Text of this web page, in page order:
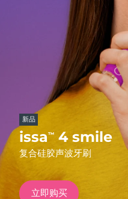
新品
issa™ 4 smile
复合硅胶声波牙刷
立即购买
FAQ™ Dual LED Panel
热门产品
特别优惠
澳大利亚
法国
德国
加拿大